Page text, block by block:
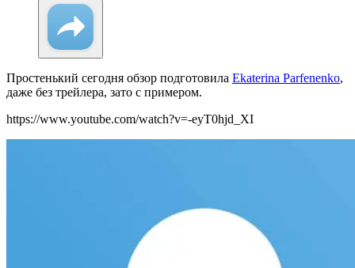
Простенький сегодня обзор подготовила Ekaterina Parfenenko,
даже без трейлера, зато с примером.
https://www.youtube.com/watch?v=-eyT0hjd_XI